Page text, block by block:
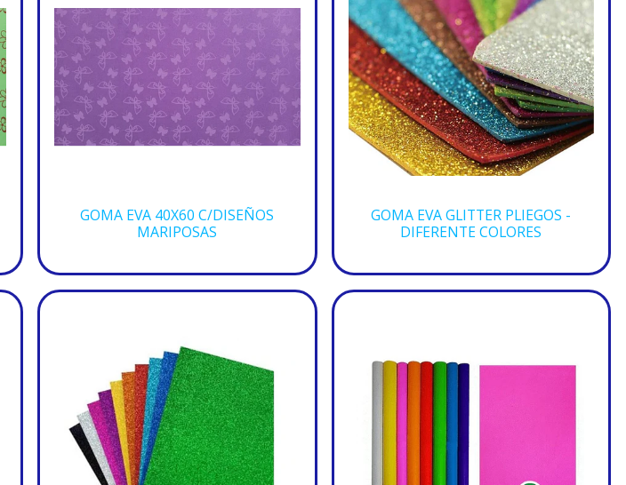
GOMA EVA 40X60 C/DISEÑOS
MARIPOSAS
GOMA EVA GLITTER PLIEGOS -
DIFERENTE COLORES